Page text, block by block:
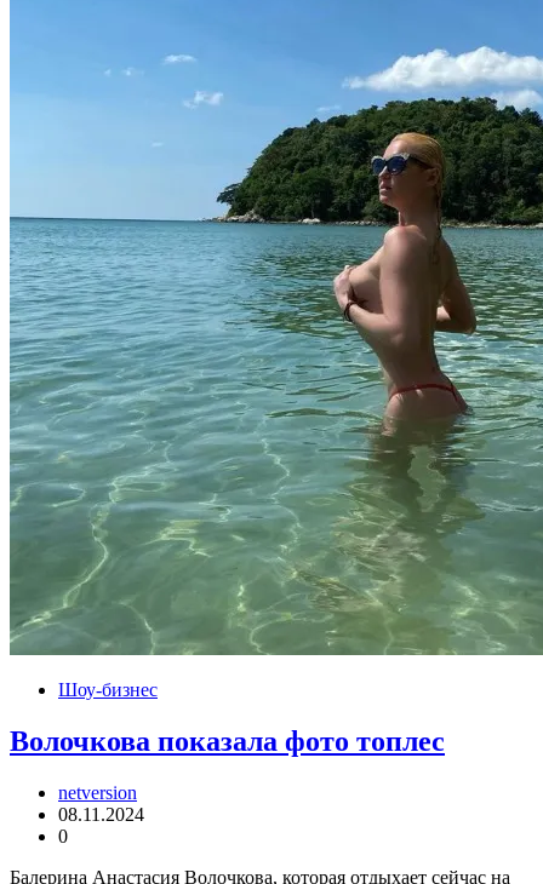
Шоу-бизнес
Волочкова показала фото топлес
netversion
08.11.2024
0
Балерина Анастасия Волочкова, которая отдыхает сейчас на